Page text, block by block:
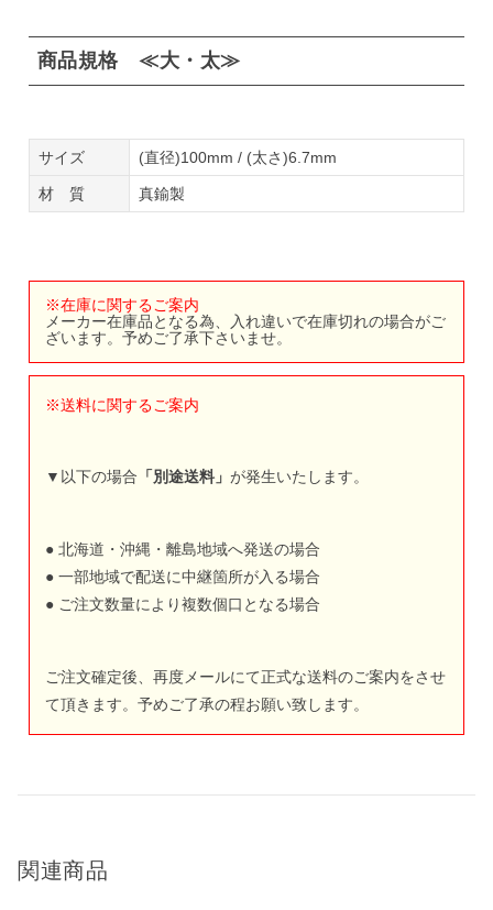
商品規格 ≪大・太≫
サイズ (直径)100mm / (太さ)6.7mm
材 質 真鍮製
※在庫に関するご案内
メーカー在庫品となる為、入れ違いで在庫切れの場合がご
ざいます。予めご了承下さいませ。
※送料に関するご案内
▼以下の場合 「別途送料」 が発生いたします。
● 北海道・沖縄・離島地域へ発送の場合
● 一部地域で配送に中継箇所が入る場合
● ご注文数量により複数個口となる場合
ご注文確定後、再度メールにて正式な送料のご案内をさせ
て頂きます。予めご了承の程お願い致します。
関連商品